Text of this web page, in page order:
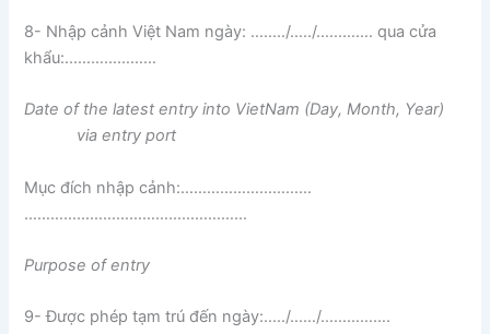
8- Nhập cảnh Việt Nam ngày: ……../…../…………. qua cửa
khẩu:…………………
Date of the latest entry into VietNam (Day, Month, Year)
via entry port
Mục đích nhập cảnh:…………………………
……………………………………………
Purpose of entry
9- Được phép tạm trú đến ngày:…../……/…………….